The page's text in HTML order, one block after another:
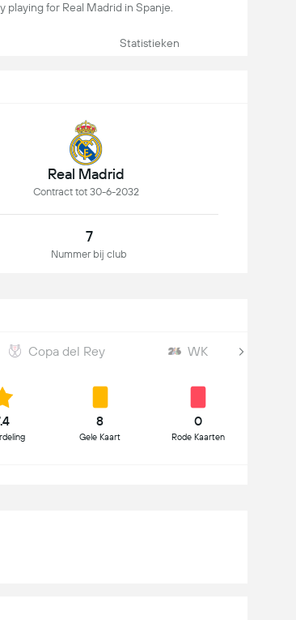
playing for Real Madrid in Spanje.
Statistieken
Real Madrid
Contract tot 30-6-2032
7
Nummer bij club
Copa del Rey WK
8
Gele Kaart
0
Rode Kaarten